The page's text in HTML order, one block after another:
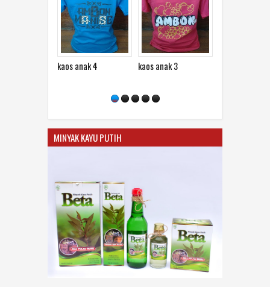
kaos anak 3 kaos anak 2
MINYAK KAYU PUTIH